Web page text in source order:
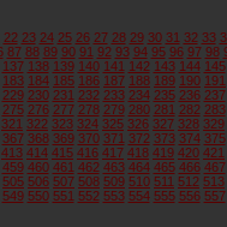
22 23 24 25 26 27 28 29 30 31 32 33
87 88 89 90 91 92 93 94 95 96 97 98
137 138 139 140 141 142 143 144 145
183 184 185 186 187 188 189 190 191
229 230 231 232 233 234 235 236 237
275 276 277 278 279 280 281 282 283
321 322 323 324 325 326 327 328 329
367 368 369 370 371 372 373 374 375
413 414 415 416 417 418 419 420 421
459 460 461 462 463 464 465 466 467
505 506 507 508 509 510 511 512 513
549 550 551 552 553 554 555 556 557